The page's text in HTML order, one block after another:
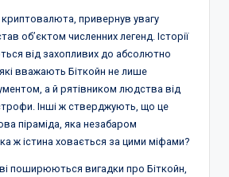
привернув увагу
об’єктом численних легенд. Історії
від захопливих до абсолютно
вважають Біткойн не лише
а й рятівником людства від
Інші ж стверджують, що це
піраміда, яка незабаром
ж істина ховається за цими міфами?
поширюються вигадки про Біткойн,